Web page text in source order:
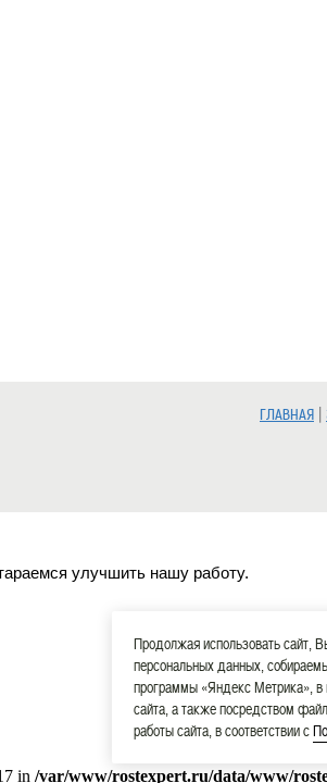
ГЛАВНАЯ |
улучшить нашу работу.
in /var/www/rostexpert.ru/data/www/
Продолжая использовать сайт,
персональных данных,
программы «Яндекс Метрика», в
сайта, а также посредством
работы сайта, в соответствии с